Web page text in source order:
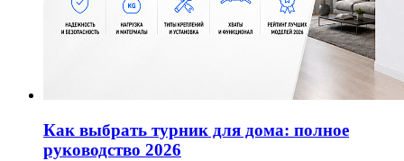
Как выбрать турник для дома: полное
руководство 2026